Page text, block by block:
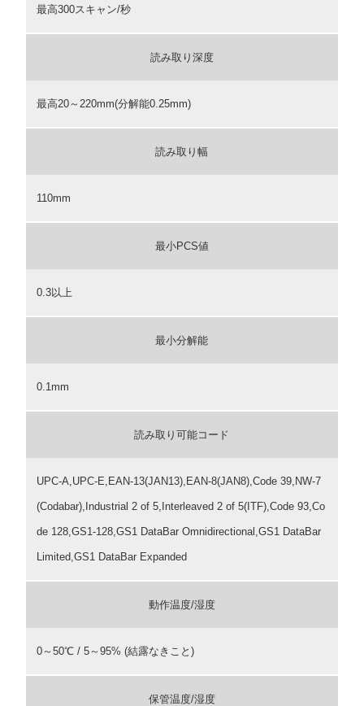
最高300スキャン/秒
読み取り深度
最高20～220mm(分解能0.25mm)
読み取り幅
110mm
最小PCS値
0.3以上
最小分解能
0.1mm
読み取り可能コード
UPC-A,UPC-E,EAN-13(JAN13),EAN-8(JAN8),Code 39,NW-7
(Codabar),Industrial 2 of 5,Interleaved 2 of 5(ITF),Code 93,Co
de 128,GS1-128,GS1 DataBar Omnidirectional,GS1 DataBar
Limited,GS1 DataBar Expanded
動作温度/湿度
0～50℃ / 5～95% (結露なきこと)
保管温度/湿度